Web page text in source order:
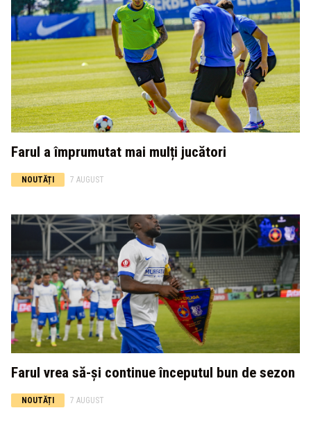
Farul a împrumutat mai mulți jucători
NOUTĂȚI 7 AUGUST
Farul vrea să-și continue începutul bun de sezon
NOUTĂȚI 7 AUGUST